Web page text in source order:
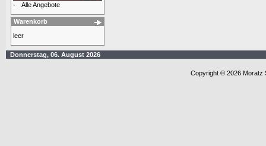
- Alle Angebote
Warenkorb
leer
Donnerstag, 06. August 2026
Copyright © 2026 Moratz